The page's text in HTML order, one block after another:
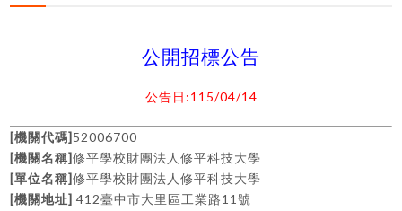
公開招標公告
公告日 :115/04/14
[機關代碼]52006700
[機關名稱]修平學校財團法人修平科技大學
[單位名稱]修平學校財團法人修平科技大學
[機關地址] 412臺中市大里區工業路 11號